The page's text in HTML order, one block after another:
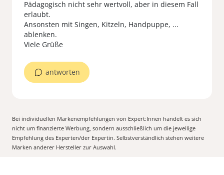
Pädagogisch nicht sehr wertvoll, aber in diesem Fall
erlaubt.
Ansonsten mit Singen, Kitzeln, Handpuppe, ...
ablenken.
Viele Grüße
antworten
Bei individuellen Markenempfehlungen von Expert:Innen handelt es sich
nicht um finanzierte Werbung, sondern ausschließlich um die jeweilige
Empfehlung des Experten/der Expertin. Selbstverständlich stehen weitere
Marken anderer Hersteller zur Auswahl.